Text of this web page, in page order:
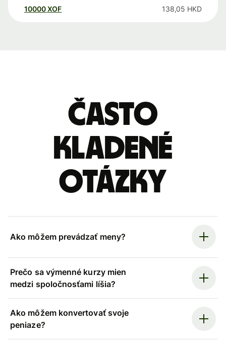
10000 XOF 138,05 HKD
Často
kladené
otázky
Ako môžem prevádzať meny?
Prečo sa výmenné kurzy mien
medzi spoločnosťami líšia?
Ako môžem konvertovať svoje
peniaze?